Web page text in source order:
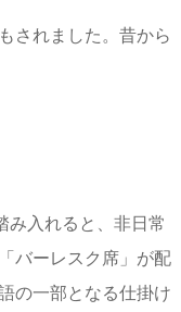
されました。昔から
み入れると、非日常
バーレスク席」が配
の一部となる仕掛け